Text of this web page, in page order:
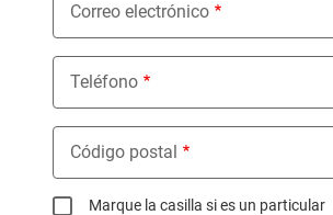
Correo electrónico
Teléfono
Código postal
Marque la casilla si es un particular